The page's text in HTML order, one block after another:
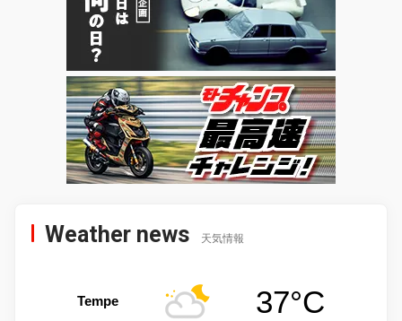
Weather news 天気情報
Tempe 37°C